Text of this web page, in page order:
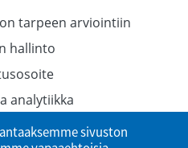
tarpeen arviointiin
hallinto
analytiikka
sivuston